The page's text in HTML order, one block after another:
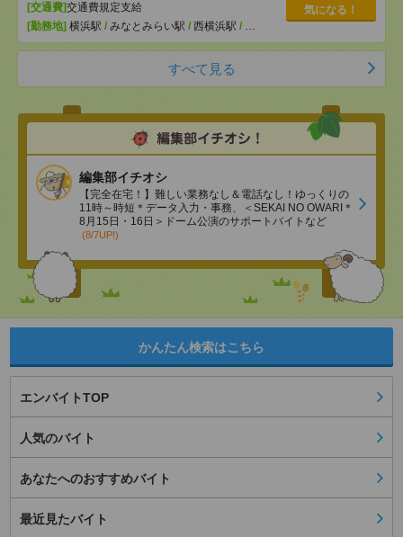
[交通費]交通費規定支給
[勤務地] 横浜駅 / みなとみらい駅 / 西横浜駅 / …
気になる！
すべて見る
編集部イチオシ
【完全在宅！】難しい業務なし＆電話なし！ゆっくりの
11時～時短＊データ入力・事務、＜SEKAI NO OWARI＊
8月15日・16日＞ドーム公演のサポートバイトなど
(8/7UP!)
かんたん検索はこちら
エンバイトTOP
人気のバイト
あなたへのおすすめバイト
最近見たバイト